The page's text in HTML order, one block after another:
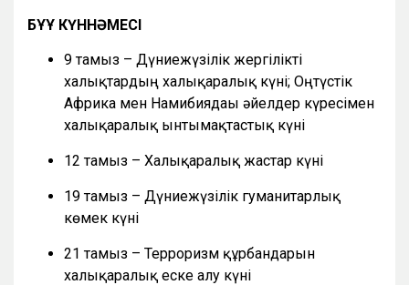
БҰҰ КҮННӘМЕСІ
9 тамыз – Дүниежүзілік жергілікті
халықтардың халықаралық күні; Оңтүстік
Африка мен Намибиядағы әйелдер күресімен
халықаралық ынтымақтастық күні
12 тамыз – Халықаралық жастар күні
19 тамыз – Дүниежүзілік гуманитарлық
көмек күні
21 тамыз – Терроризм құрбандарын
халықаралық еске алу күні